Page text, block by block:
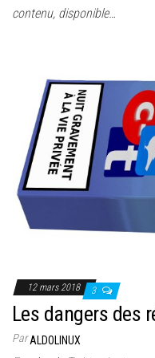
contenu, disponible…
12 mars 2018 3
Les dangers des
ParALDOLINUX